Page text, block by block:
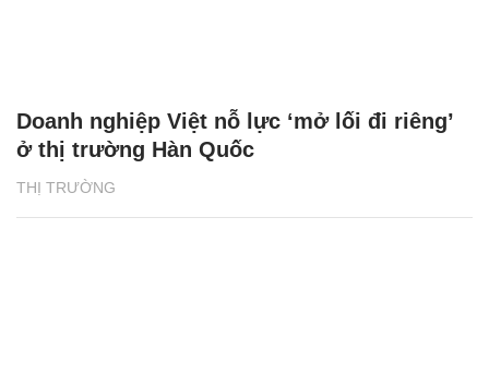
THỊ TRƯỜNG
Doanh nghiệp Việt nỗ lực ‘mở lối đi riêng’
ở thị trường Hàn Quốc